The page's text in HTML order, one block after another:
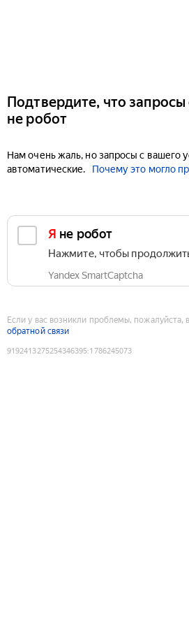
Подтвердите, что
не робот
Нам очень жаль, но запросы с вашего
автоматические.
Почему это могло
Я не робот
Нажмите, чтобы
Yandex SmartCaptcha
Если у вас возникли проблемы, пожалуйста,
обратной связи
9192413275254346395:1786245073